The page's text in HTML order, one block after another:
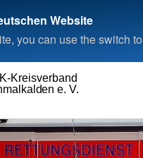
Website
you can use the switch
e. V.
Kreisverband